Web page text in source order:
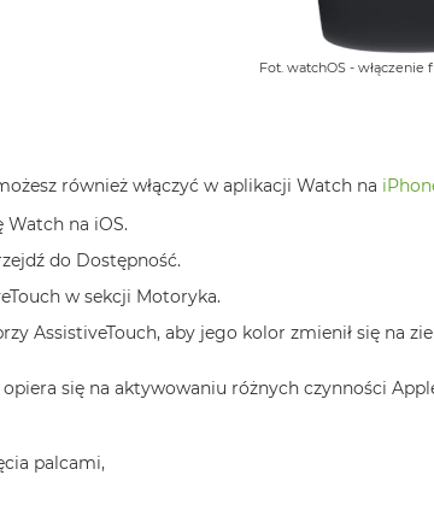
Fot. watchOS - włączenie
również włączyć w aplikacji Watch na
na iOS.
do Dostępność.
w sekcji Motoryka.
AssistiveTouch, aby jego kolor zmienił się na
opiera się na aktywowaniu różnych czynności
palcami,